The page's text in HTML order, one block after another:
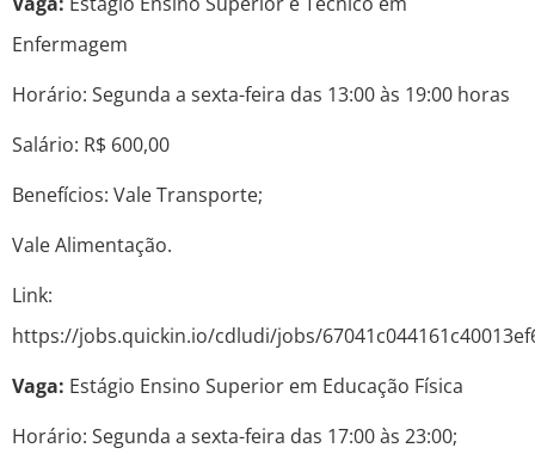
Enfermagem
Horário: Segunda a sexta-feira das 13:00 às 19:00 horas
Salário: R$ 600,00
Benefícios: Vale Transporte;
Vale Alimentação.
Link:
https://jobs.quickin.io/cdludi/jobs/
Vaga: Estágio Ensino Superior em Educação Física
Horário: Segunda a sexta-feira das 17:00 às 23:00;